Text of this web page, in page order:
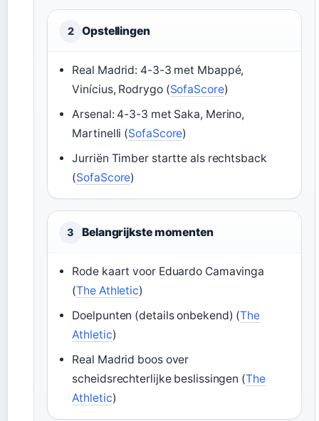
2 Opstellingen
Real Madrid: 4-3-3 met Mbappé,
Vinícius, Rodrygo (SofaScore)
Arsenal: 4-3-3 met Saka, Merino,
Martinelli (SofaScore)
Jurriën Timber startte als rechtsback
(SofaScore)
3 Belangrijkste momenten
Rode kaart voor Eduardo Camavinga
(The Athletic)
Doelpunten (details onbekend) (The
Athletic)
Real Madrid boos over
scheidsrechterlijke beslissingen (The
Athletic)